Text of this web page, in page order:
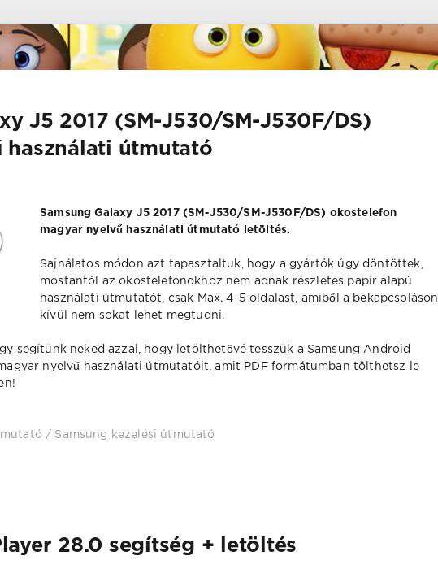
J5 2017 (SM-J530/SM-J530F/DS)
használati útmutató
Samsung Galaxy J5 2017 (SM-J530/SM-J530F/DS) okostelefon
magyar nyelvű használati útmutató letöltés.
Sajnálatos módon azt tapasztaltuk, hogy a gyártók úgy döntöttek,
mostantól az okostelefonokhoz nem adnak részletes papír alapú
használati útmutatót, csak Max. 4-5 oldalast, amiből a bekapcsoláson
kívül nem sokat lehet megtudni.
segítünk neked azzal, hogy letölthetővé tesszük a Samsung Android
nyelvű használati útmutatóit, amit PDF formátumban tölthetsz le
/ Samsung kezelési útmutató
28.0 segítség + letöltés